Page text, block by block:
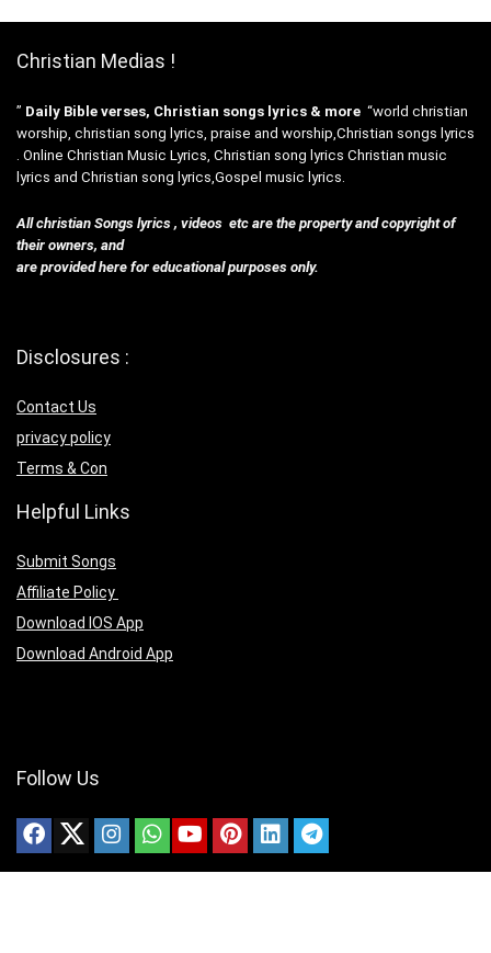
Christian Medias !
” Daily Bible verses, Christian songs lyrics & more “world christian
worship, christian song lyrics, praise and worship,Christian songs lyrics
. Online Christian Music Lyrics, Christian song lyrics Christian music
lyrics and Christian song lyrics,Gospel music lyrics.
All christian Songs lyrics , videos etc are the property and copyright of
their owners, and
are provided here for educational purposes only.
Disclosures :
Contact Us
privacy policy
Terms & Con
Helpful Links
Submit Songs
Affiliate Policy
Download IOS App
Download Android App
Follow Us